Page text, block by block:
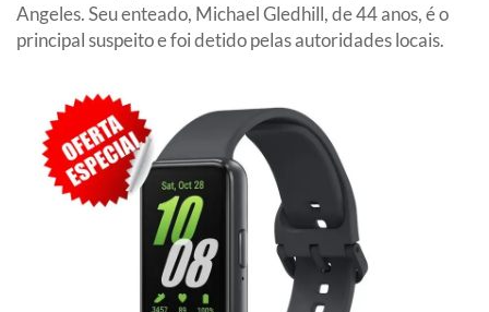
Angeles. Seu enteado, Michael Gledhill, de 44 anos, é o
principal suspeito e foi detido pelas autoridades locais.